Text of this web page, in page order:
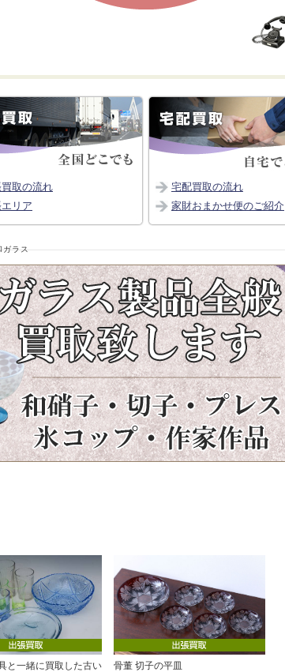
取の流れ
リア
宅配買取の流れ
家財おまかせ便のご紹介
ガラス
と一緒に買取した古い
骨董 切子の平皿